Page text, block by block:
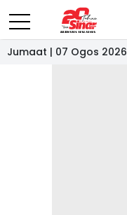
Jumaat | 07 Ogos 2026